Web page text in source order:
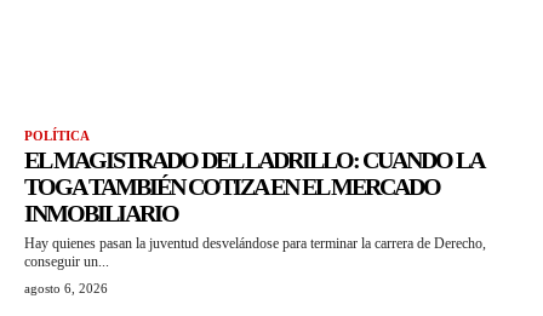
POLÍTICA
EL MAGISTRADO DEL LADRILLO: CUANDO LA
TOGA TAMBIÉN COTIZA EN EL MERCADO
INMOBILIARIO
Hay quienes pasan la juventud desvelándose para terminar la carrera de Derecho,
conseguir un...
agosto 6, 2026